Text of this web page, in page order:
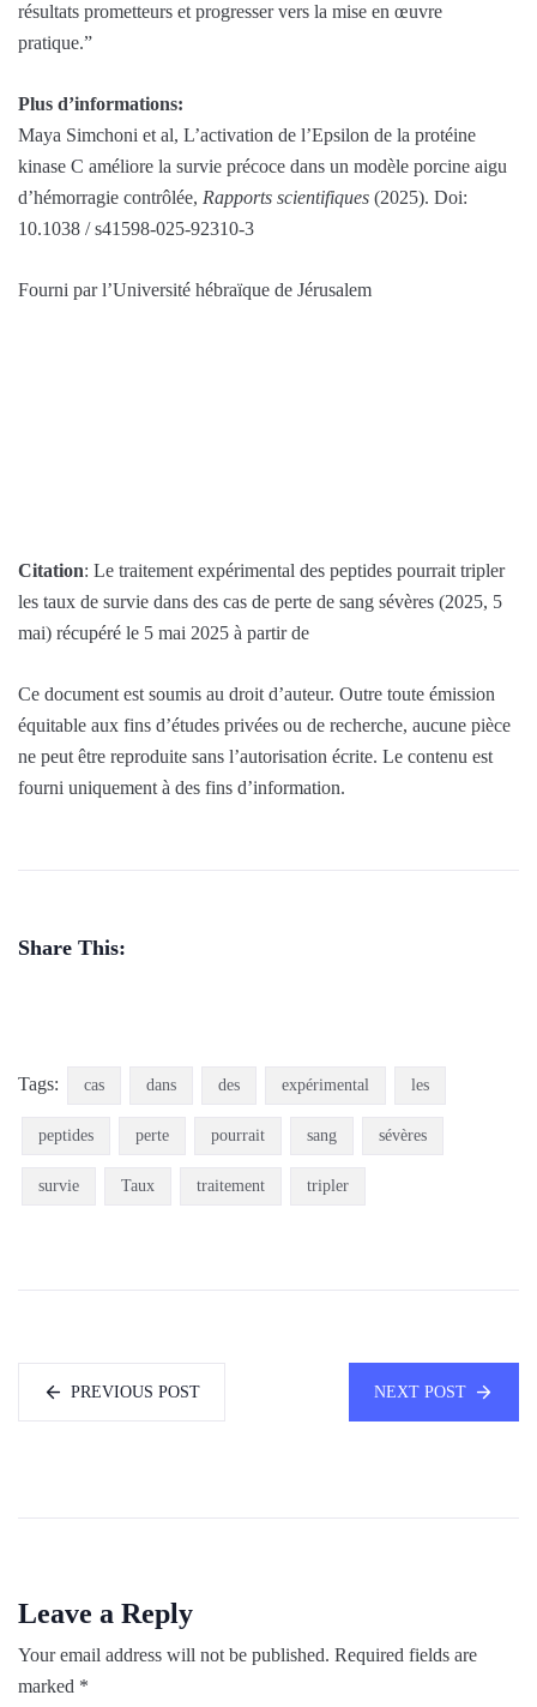
résultats prometteurs et progresser vers la mise en œuvre
pratique.”
Plus d’informations:
Maya Simchoni et al, L’activation de l’Epsilon de la protéine
kinase C améliore la survie précoce dans un modèle porcine aigu
d’hémorragie contrôlée, Rapports scientifiques (2025). Doi:
10.1038 / s41598-025-92310-3
Fourni par l’Université hébraïque de Jérusalem
Citation: Le traitement expérimental des peptides pourrait tripler
les taux de survie dans des cas de perte de sang sévères (2025, 5
mai) récupéré le 5 mai 2025 à partir de
Ce document est soumis au droit d’auteur. Outre toute émission
équitable aux fins d’études privées ou de recherche, aucune pièce
ne peut être reproduite sans l’autorisation écrite. Le contenu est
fourni uniquement à des fins d’information.
Share This:
Tags: cas dans des expérimental les
peptides perte pourrait sang sévères
survie Taux traitement tripler
PREVIOUS POST NEXT POST
Leave a Reply
Your email address will not be published. Required fields are
marked *